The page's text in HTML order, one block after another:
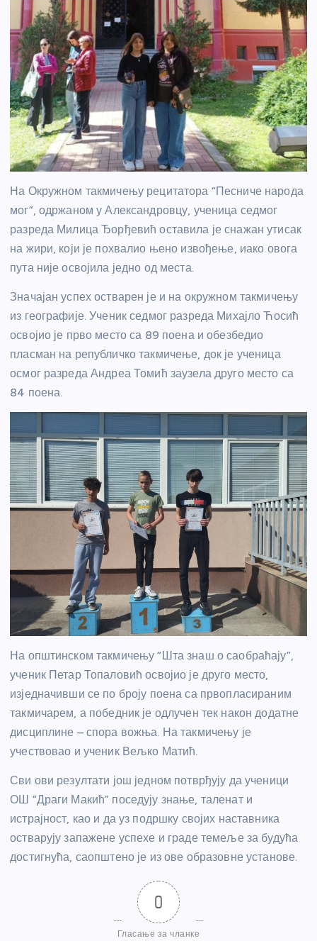
На Окружном такмичењу рецитатора “Песниче народа
мог”, одржаном у Александровцу, ученица седмог
разреда Милица Ђорђевић оставила је снажан утисак
на жири, који је похвалио њено извођење, иако овога
пута није освојила једно од места.
Значајан успех остварен је и на окружном такмичењу
из географије. Ученик седмог разреда Михајло Ћосић
освојио је прво место са 89 поена и обезбедио
пласман на републичко такмичење, док је ученица
осмог разреда Андреа Томић заузела друго место са
84 поена.
На општинском такмичењу “Шта знаш о саобраћају”,
ученик Петар Топаловић освојио је друго место,
изједначивши се по броју поена са првопласираним
такмичарем, а победник је одлучен тек након додатне
дисциплине – спора вожња. На такмичењу је
учествовао и ученик Вељко Матић.
Сви ови резултати још једном потврђују да ученици
ОШ “Драги Макић” поседују знање, таленат и
истрајност, као и да уз подршку својих наставника
остварују запажене успехе и граде темеље за будућа
достигнућа, саопштено је из ове образовне установе.
0
Гласање за чланке